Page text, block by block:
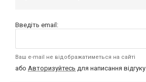
Введіть email:
Ваш e-mail не відображатиметься на сайті
або Авторизуйтесь для написання відгуку